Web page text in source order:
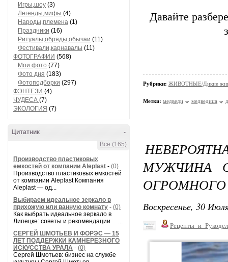
Игры,шоу (3)
Легенды,мифы (4)
Народы,племена (1)
Праздники (16)
Ритуалы,обряды,обычаи (11)
Фестивали,карнавалы (11)
ФОТОГРАФИИ (568)
Мои фото (77)
Фото дня (183)
Фотоподборки (297)
ФЭНТЕЗИ (4)
ЧУДЕСА (7)
ЭКОЛОГИЯ (7)
-
Цитатник
Все (165)
Производство пластиковых
емкостей от компании Aleplast - (0)
Производство пластиковых емкостей
от компании Aleplast Компания
Aleplast — од...
Выбираем идеальное зеркало в
прихожую или ванную комнату - (0)
Как выбрать идеальное зеркало в
Липецке: советы и рекомендации ...
СЕРГЕЙ ШМОТЬЕВ И ФОРЭС — 15
ЛЕТ ПОДДЕРЖКИ КАМНЕРЕЗНОГО
ИСКУССТВА УРАЛА - (0)
Сергей Шмотьев: бизнес на службе
Давайте
Рубрики: ЖИВОТНЫЕ/Дикие
Метки: медведи медведица
МУЖЧИНА
Воскресенье, 30